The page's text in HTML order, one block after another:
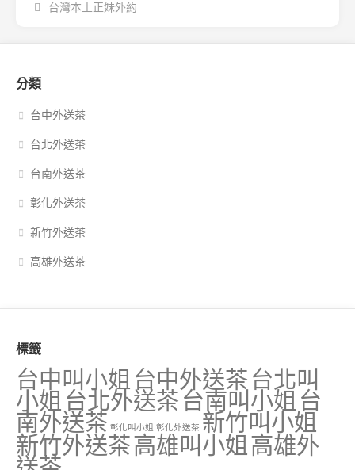
台灣本土正妹外約
分類
台中外送茶
台北外送茶
台南外送茶
彰化外送茶
新竹外送茶
高雄外送茶
標籤
台中叫小姐 台中外送茶 台北叫
小姐 台北外送茶 台南叫小姐 台
南外送茶 彰化叫小姐 彰化外送茶 新竹叫小姐
新竹外送茶高雄叫小姐 高雄外